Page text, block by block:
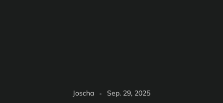
Joscha Sep. 29, 2025